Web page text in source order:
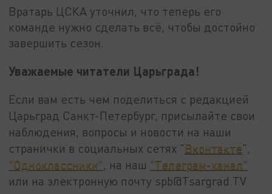
Вратарь ЦСКА уточнил, что теперь его
команде нужно сделать всё, чтобы достойно
завершить сезон.
Уважаемые читатели Царьграда!
Если вам есть чем поделиться с редакцией
Царьград Санкт-Петербург, присылайте свои
наблюдения, вопросы и новости на наши
странички в социальных сетях "Вконтакте",
"Одноклассники", на наш "Телеграм-канал"
или на электронную почту spb@Tsargrad.TV